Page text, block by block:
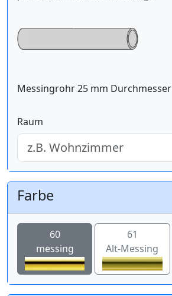
Messingrohr 25 mm Durchmesser
Raum
Farbe
60
messing
61
Alt-Messing